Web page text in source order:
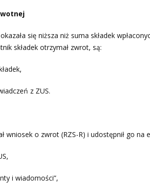
się niższa niż suma składek
składek otrzymał zwrot, są:
z ZUS.
wniosek o zwrot (RZS-R) i udostępnił go na
i wiadomości”,